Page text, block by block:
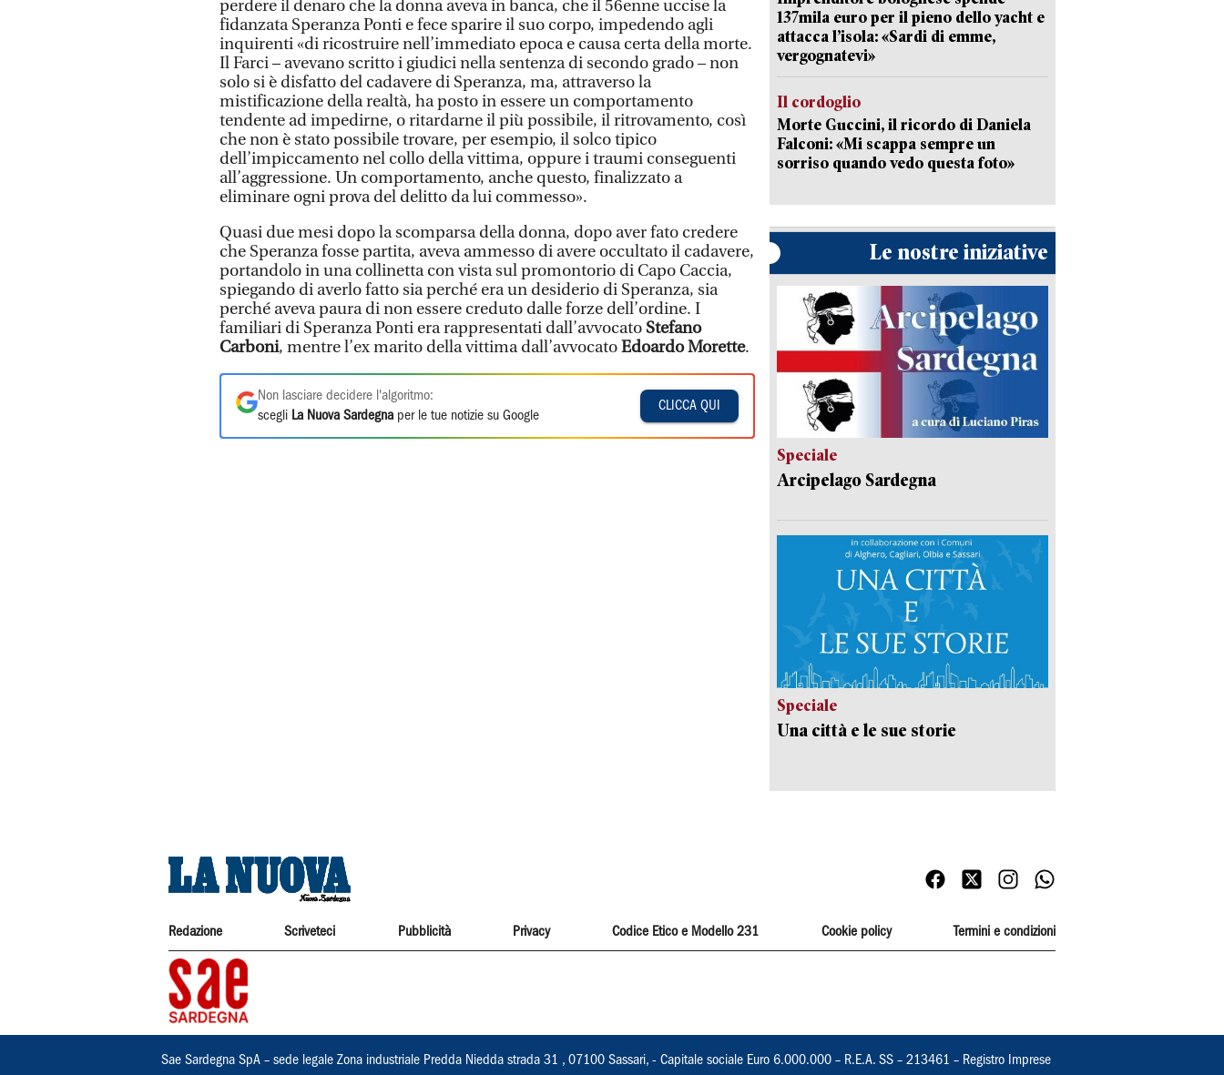
perdere il denaro che la donna aveva in banca, che il 56enne uccise la
fidanzata Speranza Ponti e fece sparire il suo corpo, impedendo agli
inquirenti «di ricostruire nell’immediato epoca e causa certa della morte.
Il Farci – avevano scritto i giudici nella sentenza di secondo grado – non
solo si è disfatto del cadavere di Speranza, ma, attraverso la
mistificazione della realtà, ha posto in essere un comportamento
tendente ad impedirne, o ritardarne il più possibile, il ritrovamento, così
che non è stato possibile trovare, per esempio, il solco tipico
dell’impiccamento nel collo della vittima, oppure i traumi conseguenti
all’aggressione. Un comportamento, anche questo, finalizzato a
eliminare ogni prova del delitto da lui commesso».
Quasi due mesi dopo la scomparsa della donna, dopo aver fato credere
che Speranza fosse partita, aveva ammesso di avere occultato il cadavere,
portandolo in una collinetta con vista sul promontorio di Capo Caccia,
spiegando di averlo fatto sia perché era un desiderio di Speranza, sia
perché aveva paura di non essere creduto dalle forze dell’ordine. I
familiari di Speranza Ponti era rappresentati dall’avvocato Stefano
Carboni, mentre l’ex marito della vittima dall’avvocatoEdoardo Morette.
Non lasciare decidere l'algoritmo:
scegli La Nuova Sardegna per le tue notizie su Google
CLICCA QUI
137mila euro per il pieno dello yacht e
attacca l’isola: «Sardi di emme,
vergognatevi»
Il cordoglio
Morte Guccini, il ricordo di Daniela
Falconi: «Mi scappa sempre un
sorriso quando vedo questa foto»
Le nostre iniziative
Speciale
Arcipelago Sardegna
Speciale
Una città e le sue storie
Redazione Scriveteci Pubblicità Privacy Codice Etico e Modello 231 Cookie policy Termini e condizioni
Sae Sardegna SpA – sede legale Zona industriale Predda Niedda strada 31 , 07100 Sassari, - Capitale sociale Euro 6.000.000 – R.E.A. SS – 213461 – Registro Imprese